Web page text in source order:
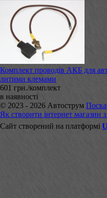
Комплект проводів АКБ для
литими клемами
601 грн./комплект
в наявності
© 2023 - 2026 Автострум
Як створити інтернет магазин
Сайт створений на платформі